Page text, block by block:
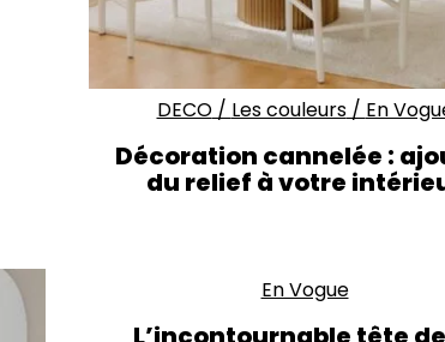
DECO/ Les couleurs/ En
Décoration cannelée :
du relief à votre
En Vogue